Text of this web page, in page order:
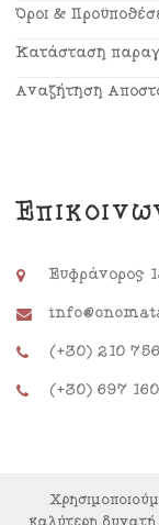
Όροι &
Κατάσταση
Αναζήτηση
Ευφράνορος
(+30) 210
(+30) 697